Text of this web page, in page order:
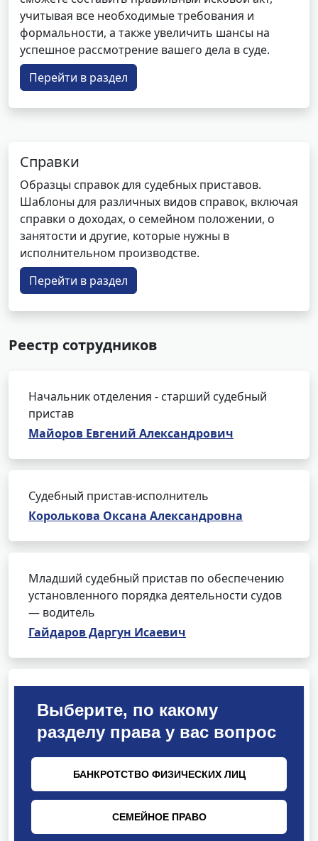
учитывая все необходимые требования и
формальности, а также увеличить шансы на
успешное рассмотрение вашего дела в суде.
Перейти в раздел
Справки
Образцы справок для судебных приставов.
Шаблоны для различных видов справок, включая
справки о доходах, о семейном положении, о
занятости и другие, которые нужны в
исполнительном производстве.
Перейти в раздел
Реестр сотрудников
Начальник отделения - старший судебный
пристав
Майоров Евгений Александрович
Судебный пристав-исполнитель
Королькова Оксана Александровна
Младший судебный пристав по обеспечению
установленного порядка деятельности судов
— водитель
Гайдаров Даргун Исаевич